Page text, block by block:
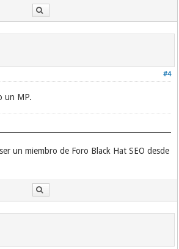
#4
un MP.
un miembro de Foro Black Hat SEO desde